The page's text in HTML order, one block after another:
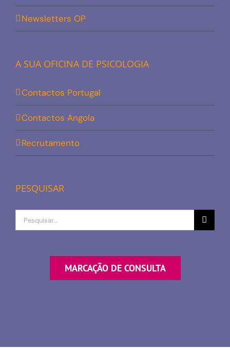
Newsletters OP
A SUA OFICINA DE PSICOLOGIA
Contactos Portugal
Contactos Angola
Recrutamento
PESQUISAR
Procurar
por
MARCAÇÃO DE CONSULTA